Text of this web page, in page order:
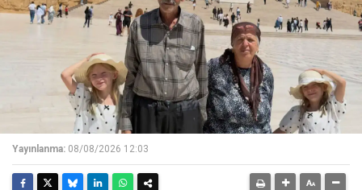
Yayınlanma: 08/08/2026 12:03